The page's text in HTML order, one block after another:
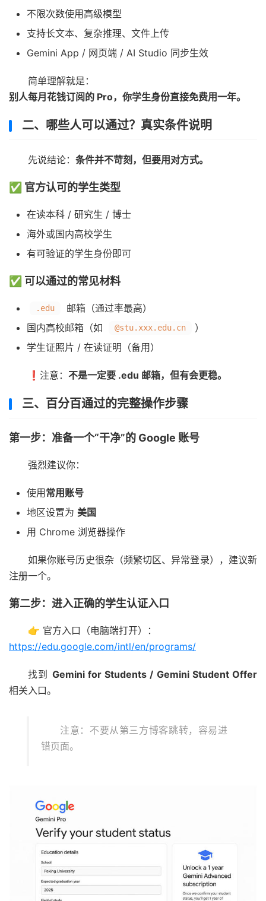
不限次数使用高级模型
支持长文本、复杂推理、文件上传
Gemini App / 网页端 / AI Studio 同步生效
简单理解就是：
别人每月花钱订阅的 Pro，你学生身份直接免费用一年。
二、哪些人可以通过？真实条件说明
先说结论： 条件并不苛刻，但要用对方式。
✅ 官方认可的学生类型
在读本科 / 研究生 / 博士
海外或国内高校学生
有可验证的学生身份即可
✅ 可以通过的常见材料
.edu
邮箱（通过率最高）
国内高校邮箱（如
@stu.xxx.edu.cn
）
学生证照片 / 在读证明（备用）
❗注意： 不是一定要 .edu 邮箱，但有会更稳。
三、百分百通过的完整操作步骤
第一步：准备一个“干净”的 Google 账号
强烈建议你：
使用常用账号
地区设置为 美国
用 Chrome 浏览器操作
如果你账号历史很杂（频繁切区、异常登录），建议新
注册一个。
第二步：进入正确的学生认证入口
👉 官方入口（电脑端打开）：
https://edu.google.com/intl/en/programs/
找到 Gemini for Students / Gemini Student Offer
相关入口。
注意：不要从第三方博客跳转，容易进
错页面。